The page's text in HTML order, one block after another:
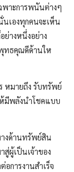
พาะการพนันต่างๆ
นเองทุกคนจะเห็น
ย่างหนึ่งอย่าง
ทธคุณดีด้านให
หมายถึง รับทรัพย์
ห้มีพลังนำโชคแบบ
งด้านทรัพย์สิน
สู่ผู้เป็นเจ้าของ
อการงานสำเร็จ